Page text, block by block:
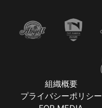
組織概要
プライバシーポリシー